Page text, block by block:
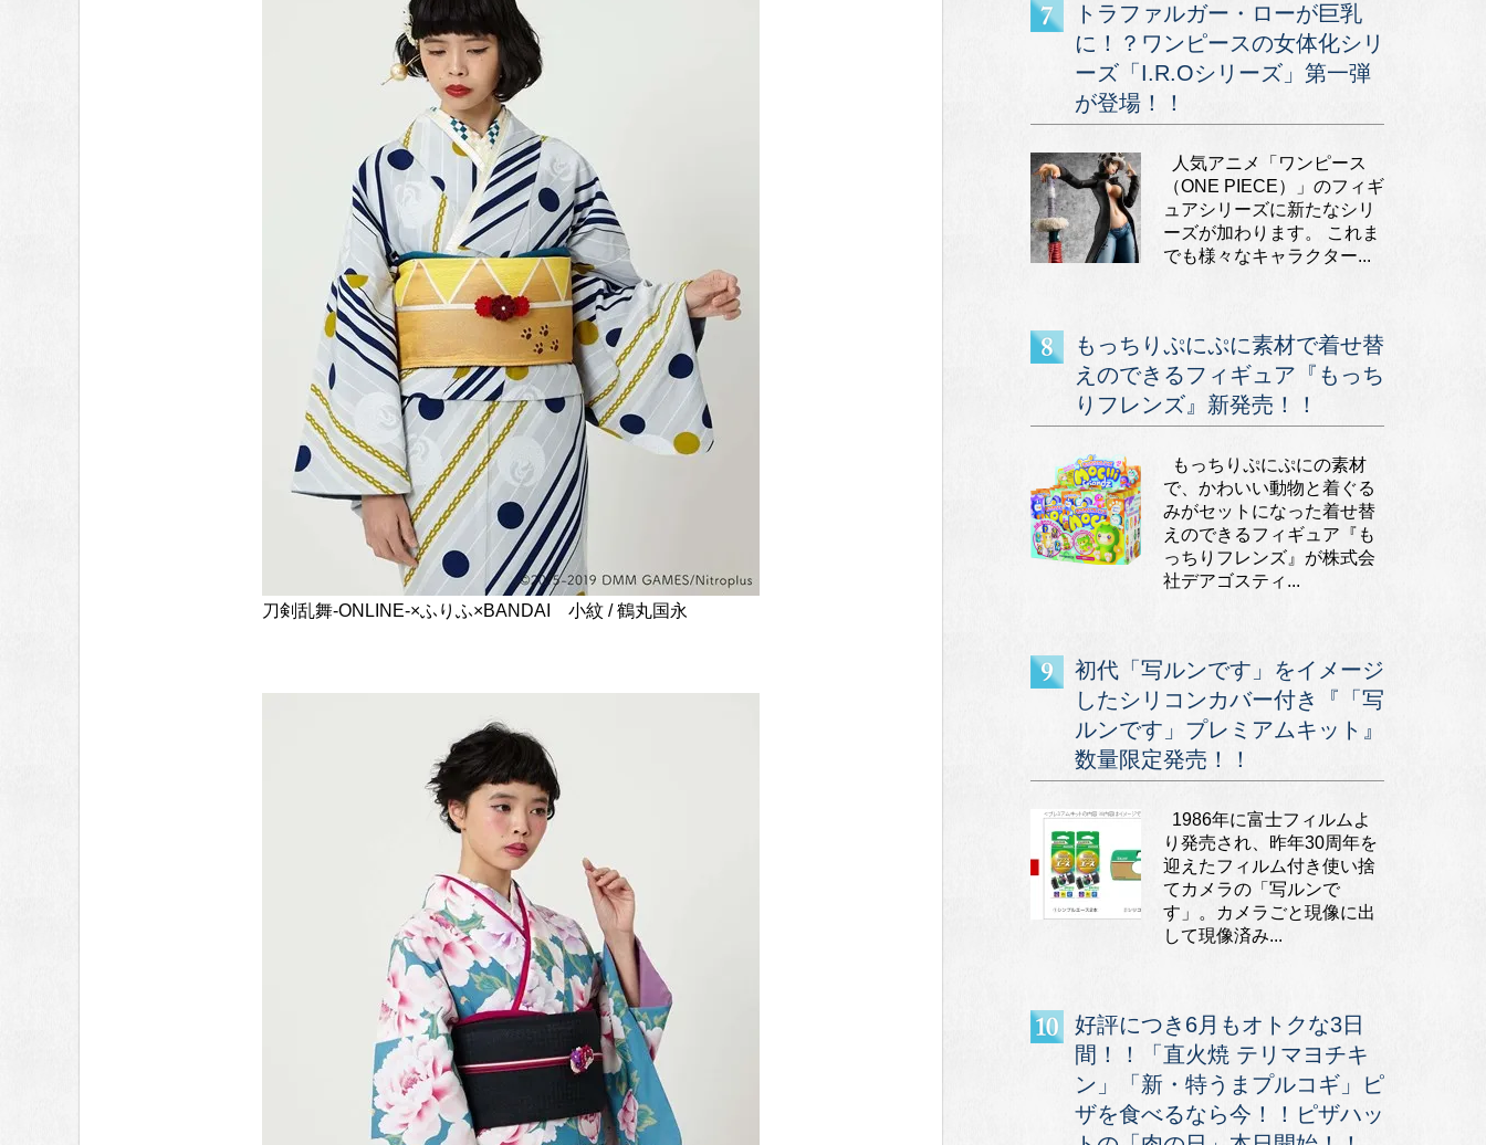
刀剣乱舞-ONLINE-×ふりふ×BANDAI 小紋 / 鶴丸国永
トラファルガー・ローが巨乳
に！？ワンピースの女体化シリ
ーズ「I.R.Oシリーズ」第一弾
が登場！！
人気アニメ「ワンピース
（ONE PIECE）」のフィギ
ュアシリーズに新たなシリ
ーズが加わります。 これま
でも様々なキャラクター...
もっちりぷにぷに素材で着せ替
えのできるフィギュア『もっち
りフレンズ』新発売！！
もっちりぷにぷにの素材
で、かわいい動物と着ぐる
みがセットになった着せ替
えのできるフィギュア『も
っちりフレンズ』が株式会
社デアゴスティ...
初代「写ルンです」をイメージ
したシリコンカバー付き『「写
ルンです」プレミアムキット』
数量限定発売！！
1986年に富士フィルムよ
り発売され、昨年30周年を
迎えたフィルム付き使い捨
てカメラの「写ルンで
す」。カメラごと現像に出
して現像済み...
好評につき6月もオトクな3日
間！！「直火焼 テリマヨチキ
ン」「新・特うまプルコギ」ピ
ザを食べるなら今！！ピザハッ